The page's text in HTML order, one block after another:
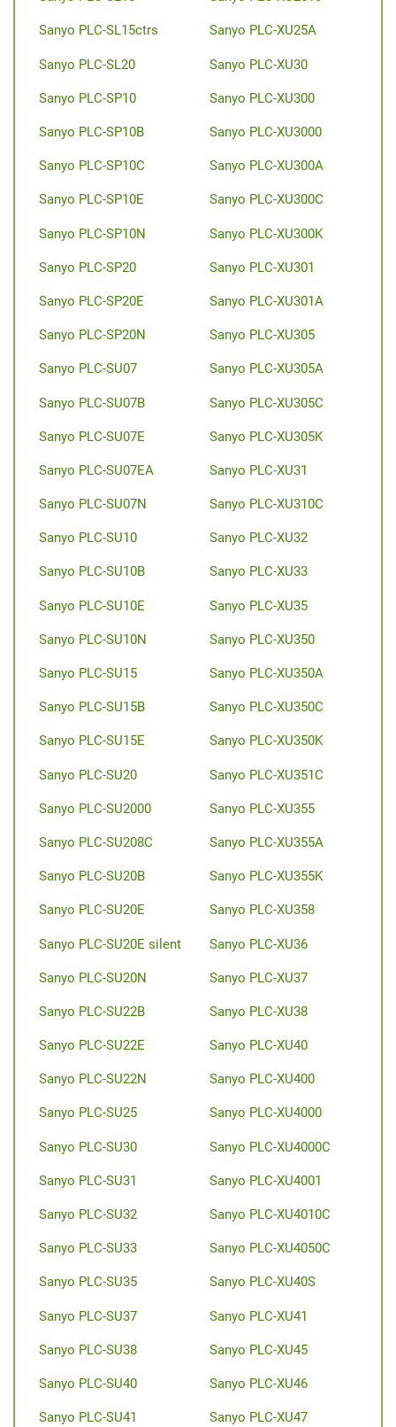
Sanyo PLC-SL15ctrs
Sanyo PLC-SL20
Sanyo PLC-SP10
Sanyo PLC-SP10B
Sanyo PLC-SP10C
Sanyo PLC-SP10E
Sanyo PLC-SP10N
Sanyo PLC-SP20
Sanyo PLC-SP20E
Sanyo PLC-SP20N
Sanyo PLC-SU07
Sanyo PLC-SU07B
Sanyo PLC-SU07E
Sanyo PLC-SU07EA
Sanyo PLC-SU07N
Sanyo PLC-SU10
Sanyo PLC-SU10B
Sanyo PLC-SU10E
Sanyo PLC-SU10N
Sanyo PLC-SU15
Sanyo PLC-SU15B
Sanyo PLC-SU15E
Sanyo PLC-SU20
Sanyo PLC-SU2000
Sanyo PLC-SU208C
Sanyo PLC-SU20B
Sanyo PLC-SU20E
Sanyo PLC-SU20E silent
Sanyo PLC-SU20N
Sanyo PLC-SU22B
Sanyo PLC-SU22E
Sanyo PLC-SU22N
Sanyo PLC-SU25
Sanyo PLC-SU30
Sanyo PLC-SU31
Sanyo PLC-SU32
Sanyo PLC-SU33
Sanyo PLC-SU35
Sanyo PLC-SU37
Sanyo PLC-SU38
Sanyo PLC-SU40
Sanyo PLC-SU41
Sanyo PLC-XU25A
Sanyo PLC-XU30
Sanyo PLC-XU300
Sanyo PLC-XU3000
Sanyo PLC-XU300A
Sanyo PLC-XU300C
Sanyo PLC-XU300K
Sanyo PLC-XU301
Sanyo PLC-XU301A
Sanyo PLC-XU305
Sanyo PLC-XU305A
Sanyo PLC-XU305C
Sanyo PLC-XU305K
Sanyo PLC-XU31
Sanyo PLC-XU310C
Sanyo PLC-XU32
Sanyo PLC-XU33
Sanyo PLC-XU35
Sanyo PLC-XU350
Sanyo PLC-XU350A
Sanyo PLC-XU350C
Sanyo PLC-XU350K
Sanyo PLC-XU351C
Sanyo PLC-XU355
Sanyo PLC-XU355A
Sanyo PLC-XU355K
Sanyo PLC-XU358
Sanyo PLC-XU36
Sanyo PLC-XU37
Sanyo PLC-XU38
Sanyo PLC-XU40
Sanyo PLC-XU400
Sanyo PLC-XU4000
Sanyo PLC-XU4000C
Sanyo PLC-XU4001
Sanyo PLC-XU4010C
Sanyo PLC-XU4050C
Sanyo PLC-XU40S
Sanyo PLC-XU41
Sanyo PLC-XU45
Sanyo PLC-XU46
Sanyo PLC-XU47